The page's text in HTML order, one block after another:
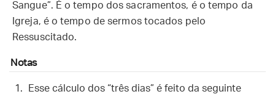
Sangue”. É o tempo dos sacramentos, é o tempo da
Igreja, é o tempo de sermos tocados pelo
Ressuscitado.
Notas
Esse cálculo dos “três dias” é feito da seguinte